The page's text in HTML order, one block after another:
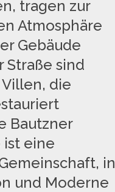
tragen zur
Atmosphäre
Gebäude
Straße sind
die
Bautzner
ist eine
in
und Moderne